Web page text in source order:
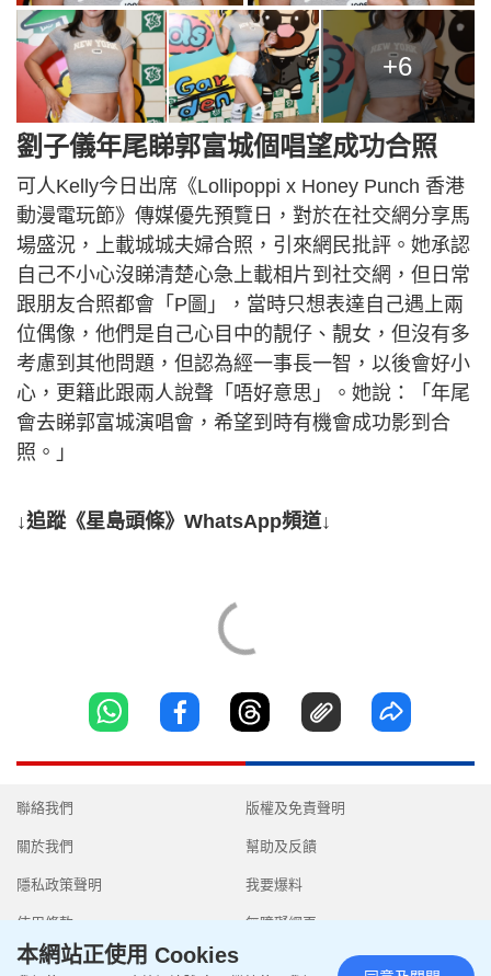
+6
劉子儀年尾睇郭富城個唱望成功合照
可人Kelly今日出席《Lollipoppi x Honey Punch 香港
動漫電玩節》傳媒優先預覽日，對於在社交網分享馬
場盛況，上載城城夫婦合照，引來網民批評。她承認
自己不小心沒睇清楚心急上載相片到社交網，但日常
跟朋友合照都會「P圖」，當時只想表達自己遇上兩
位偶像，他們是自己心目中的靚仔、靚女，但沒有多
考慮到其他問題，但認為經一事長一智，以後會好小
心，更籍此跟兩人說聲「唔好意思」。她說：「年尾
會去睇郭富城演唱會，希望到時有機會成功影到合
照。」
↓追蹤《星島頭條》WhatsApp頻道↓
聯絡我們
關於我們
隱私政策聲明
使用條款
版權及免責聲明
幫助及反饋
我要爆料
無障礙網頁
本網站正使用 Cookies